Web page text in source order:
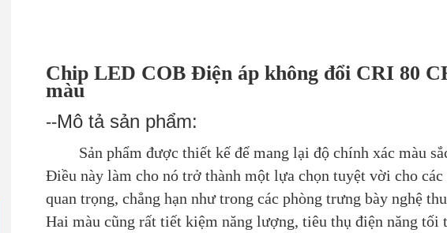
Chip LED COB Điện áp không đổi CRI 80
màu
--Mô tả sản phẩm:
Sản phẩm được thiết kế để mang lại độ chính xác màu
Điều này làm cho nó trở thành một lựa chọn tuyệt vời cho
quan trọng, chẳng hạn như trong các phòng trưng bày nghệ
Hai màu cũng rất tiết kiệm năng lượng, tiêu thụ điện năng